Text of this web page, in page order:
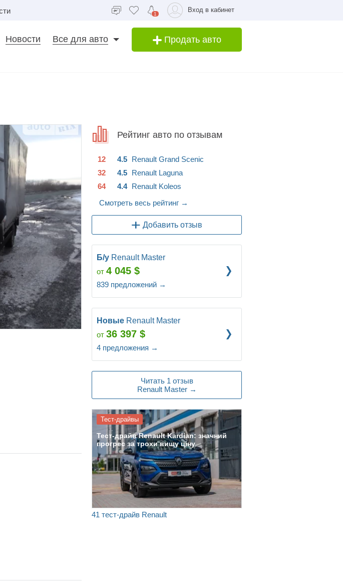
1
Вход в кабинет
Продать авто
Новости Все для авто
Рейтинг авто по отзывам
12 Renault Grand Scenic
4.5
32
Renault Laguna
4.5
64
Renault Koleos
4.4
Смотреть весь рейтинг →
Добавить отзыв
Б/у Renault Master
от 4 045 $
839 предложений →
Новые Renault Master
от 36 397 $
4 предложения →
Читать 1 отзыв
Renault Master →
41 тест-драйв Renault
Тест-драйвы
Тест-драйв Renault Kardian: значний
прогрес за трохи вищу ціну